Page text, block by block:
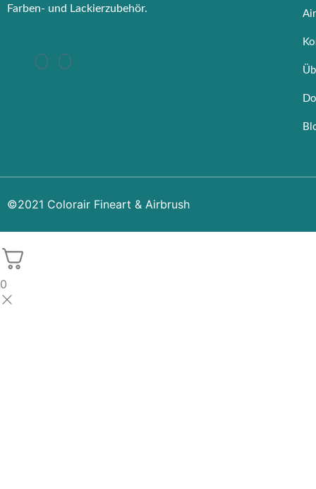
Farben- und Lackierzubehör.
©2021 Colorair Fineart & Airbrush
0